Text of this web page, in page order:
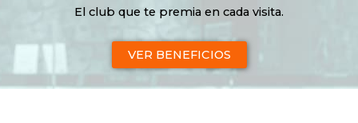
El club que te premia en cada visita.
VER BENEFICIOS